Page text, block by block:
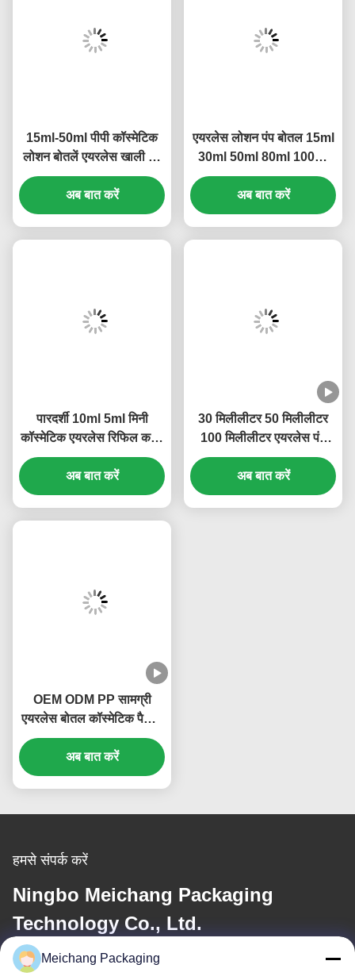
15ml-50ml पीपी कॉस्मेटिक
लोशन बोतलें एयरलेस खाली पंप
बोतलें मल्टी साइज (MC-243)
अब बात करें
एयरलेस लोशन पंप बोतल 15ml
30ml 50ml 80ml 100ml
120ml स्क्रीन प्रिंटिंग (MC-
230)
अब बात करें
पारदर्शी 10ml 5ml मिनी
कॉस्मेटिक एयरलेस रिफिल करने
योग्य पंप बोतल OEM ब्रांड
(MC-229)
अब बात करें
30 मिलीलीटर 50 मिलीलीटर
100 मिलीलीटर एयरलेस पंप
बोतल कस्टम लोगो लीक प्रूफ
कंस्ट्रक्शन (MC-233)
अब बात करें
OEM ODM PP सामग्री
एयरलेस बोतल कॉस्मेटिक पैकिंग
20ml 30ml वॉल्यूम (MC-
214)
अब बात करें
हमसे संपर्क करें
Ningbo Meichang Packaging
Technology Co., Ltd.
ईमेल
Meichang Packaging